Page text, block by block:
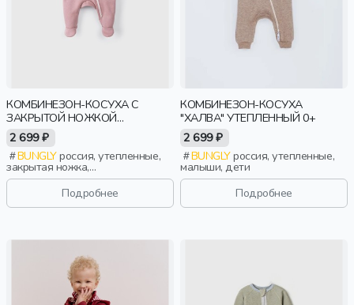
КОМБИНЕЗОН-КОСУХА С
ЗАКРЫТОЙ НОЖКОЙ
"ДЫМЧАТАЯ РОЗА"
УТЕПЛЕННЫЙ 0+
2 699 ₽
BUNGLYроссия, утепленные,
закрытая ножка,
новорожденные, дети
Подробнее
КОМБИНЕЗОН-КОСУХА
"ХАЛВА" УТЕПЛЕННЫЙ 0+
2 699 ₽
BUNGLYроссия, утепленные,
малыши, дети
Подробнее